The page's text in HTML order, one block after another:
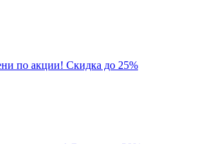
по акции! Скидка до 25%